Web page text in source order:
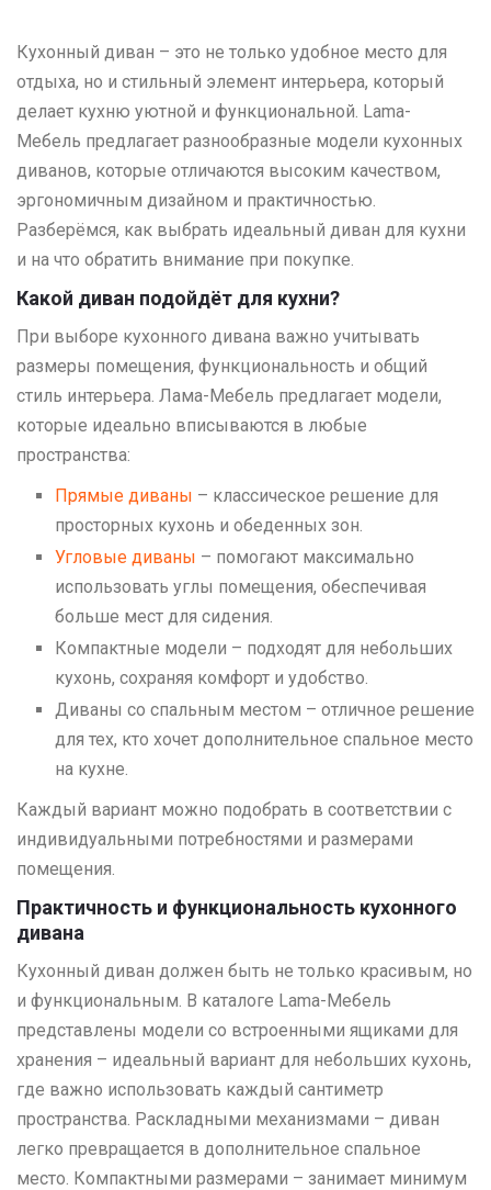
Кухонный диван – это не только удобное место для
отдыха, но и стильный элемент интерьера, который
делает кухню уютной и функциональной. Lama-
Мебель предлагает разнообразные модели кухонных
диванов, которые отличаются высоким качеством,
эргономичным дизайном и практичностью.
Разберёмся, как выбрать идеальный диван для кухни
и на что обратить внимание при покупке.
Какой диван подойдёт для кухни?
При выборе кухонного дивана важно учитывать
размеры помещения, функциональность и общий
стиль интерьера. Лама-Мебель предлагает модели,
которые идеально вписываются в любые
пространства:
Прямые диваны – классическое решение для
просторных кухонь и обеденных зон.
Угловые диваны – помогают максимально
использовать углы помещения, обеспечивая
больше мест для сидения.
Компактные модели – подходят для небольших
кухонь, сохраняя комфорт и удобство.
Диваны со спальным местом – отличное решение
для тех, кто хочет дополнительное спальное место
на кухне.
Каждый вариант можно подобрать в соответствии с
индивидуальными потребностями и размерами
помещения.
Практичность и функциональность кухонного
дивана
Кухонный диван должен быть не только красивым, но
и функциональным. В каталоге Lama-Мебель
представлены модели со встроенными ящиками для
хранения – идеальный вариант для небольших кухонь,
где важно использовать каждый сантиметр
пространства. Раскладными механизмами – диван
легко превращается в дополнительное спальное
место. Компактными размерами – занимает минимум